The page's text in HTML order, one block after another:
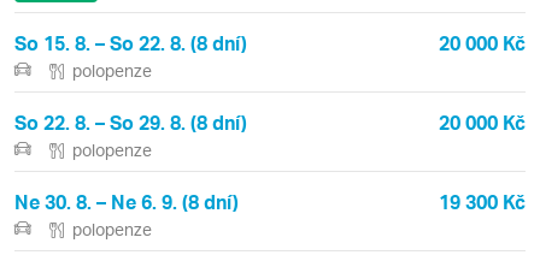
So 15. 8. – So 22. 8. (8 dní) 20 000 Kč
polopenze
So 22. 8. – So 29. 8. (8 dní) 20 000 Kč
polopenze
Ne 30. 8. – Ne 6. 9. (8 dní) 19 300 Kč
polopenze